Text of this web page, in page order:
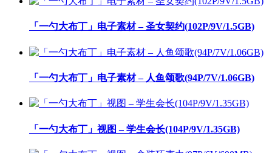
「一勺大布丁」电子素材 – 圣女契约(102P/9V/1.5GB)
「一勺大布丁」电子素材 – 人鱼颂歌(94P/7V/1.06GB)
「一勺大布丁」视图 – 学生会长(104P/9V/1.35GB)